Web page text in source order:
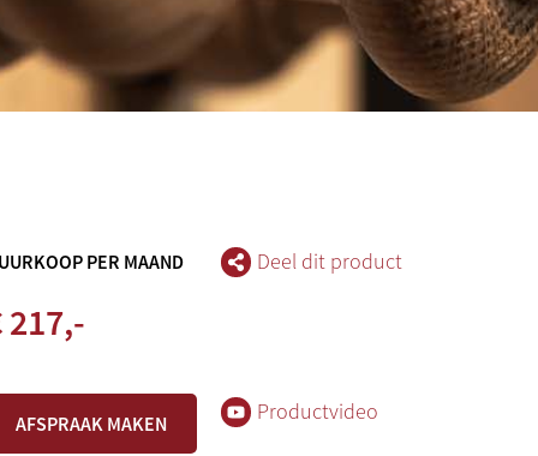
PER MAAND
217,-
Deel dit product
AFSPRAAK MAKEN Productvideo